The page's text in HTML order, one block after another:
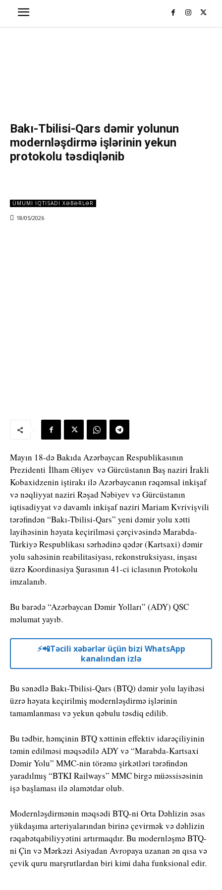
Bakı-Tbilisi-Qars dəmir yolunun
modernləşdirmə işlərinin yekun
protokolu təsdiqlənib
ÜMUMI IQTISADI XƏBƏRLƏR
18/05/2026
Mayın 18-də Bakıda Azərbaycan Respublikasının
Prezidenti İlham Əliyev və Gürcüstanın Baş naziri İrakli
Kobaxidzenin iştirakı ilə Azərbaycanın rəqəmsal inkişaf
və nəqliyyat naziri Rəşad Nəbiyev və Gürcüstanın
iqtisadiyyat və davamlı inkişaf naziri Mariam Kvrivişvili
tərəfindən “Bakı-Tbilisi-Qars” yeni dəmir yolu xətti
layihəsinin həyata keçirilməsi çərçivəsində Marabda-
Türkiyə Respublikası sərhədinə qədər (Kartsaxi) dəmir
yolu sahəsinin reabilitasiyası, rekonstruksiyası, inşası
üzrə Koordinasiya Şurasının 41-ci iclasının Protokolu
imzalanıb.
Bu barədə “Azərbaycan Dəmir Yolları” (ADY) QSC
məlumat yayıb.
⚡️📲Təcili xəbərlər üçün bizi WhatsApp
kanalından izlə
Bu sənədlə Bakı-Tbilisi-Qars (BTQ) dəmir yolu layihəsi
üzrə həyata keçirilmiş modernləşdirmə işlərinin
tamamlanması və yekun qəbulu təsdiq edilib.
Bu tədbir, həmçinin BTQ xəttinin effektiv idarəçiliyinin
təmin edilməsi məqsədilə ADY və “Marabda-Kartsaxi
Dəmir Yolu” MMC-nin törəmə şirkətləri tərəfindən
yaradılmış “BTKI Railways” MMC birgə müəssisəsinin
işə başlaması ilə əlamətdar olub.
Modernləşdirmənin məqsədi BTQ-ni Orta Dəhlizin əsas
yükdaşıma arteriyalarından birinə çevirmək və dəhlizin
rəqabətqabiliyyətini artırmaqdır. Bu modernləşmə BTQ-
ni Çin və Mərkəzi Asiyadan Avropaya uzanan ən qısa və
çevik quru marşrutlardan biri kimi daha funksional edir.